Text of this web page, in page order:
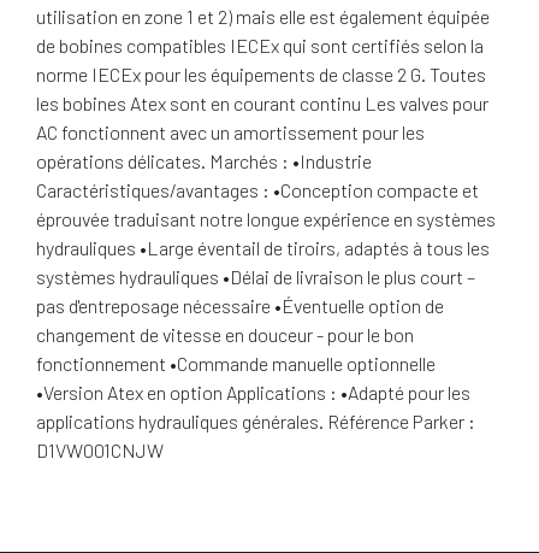
utilisation en zone 1 et 2) mais elle est également équipée
de bobines compatibles IECEx qui sont certifiés selon la
norme IECEx pour les équipements de classe 2 G. Toutes
les bobines Atex sont en courant continu Les valves pour
AC fonctionnent avec un amortissement pour les
opérations délicates. Marchés : •Industrie
Caractéristiques/avantages : •Conception compacte et
éprouvée traduisant notre longue expérience en systèmes
hydrauliques •Large éventail de tiroirs, adaptés à tous les
systèmes hydrauliques •Délai de livraison le plus court –
pas d'entreposage nécessaire •Éventuelle option de
changement de vitesse en douceur - pour le bon
fonctionnement •Commande manuelle optionnelle
•Version Atex en option Applications : •Adapté pour les
applications hydrauliques générales. Référence Parker :
D1VW001CNJW